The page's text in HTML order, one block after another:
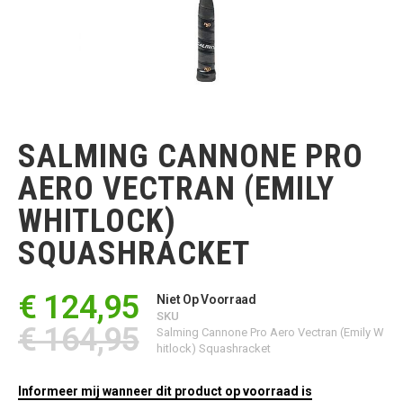
begin
van
de
afbeeldingen-
gallerij
SALMING CANNONE PRO
AERO VECTRAN (EMILY
WHITLOCK)
SQUASHRACKET
€ 124,95
€ 164,95
Niet Op Voorraad
SKU
Salming Cannone Pro Aero Vectran (Emily W
hitlock) Squashracket
Informeer mij wanneer dit product op voorraad is